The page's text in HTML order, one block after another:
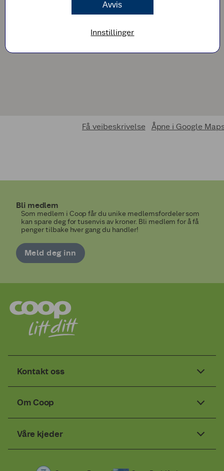
Få veibeskrivelse Åpne i Google
Bli medlem
Som medlem i Coop får du unike medlemsfordeler som
kan spare deg for tusenvis av kroner. Bli medlem for å få
penger tilbake hver gang du handler!
Meld deg inn
Kontakt oss
Om Coop
Våre kjeder
Avvis
Innstillinger